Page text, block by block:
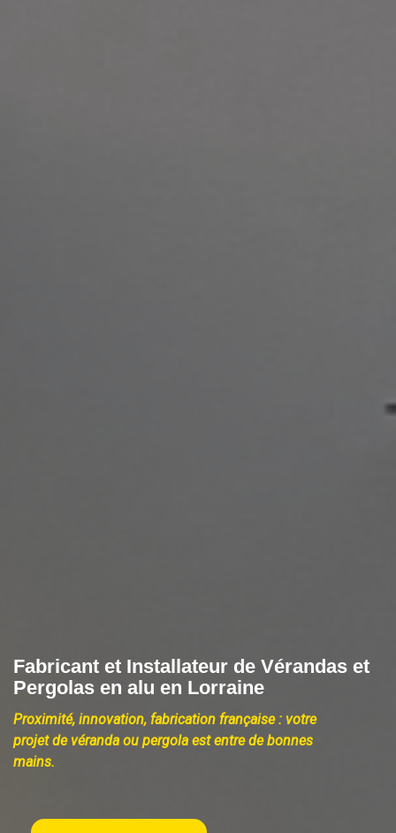
Fabricant et Installateur de Vérandas et
Pergolas en alu en Lorraine
Proximité, innovation, fabrication française : votre
projet de véranda ou pergola est entre de bonnes
mains.